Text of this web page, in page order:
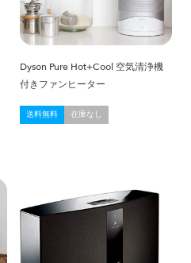
Dyson Pure Hot+Cool 空気清浄機
付きファンヒーター
送料無料 在庫なし